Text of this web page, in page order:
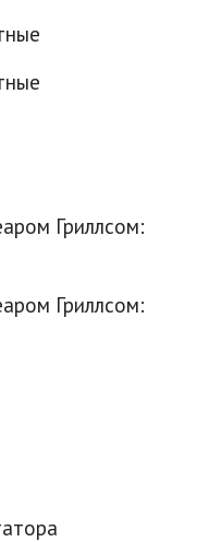
Гриллсом:
Гриллсом: